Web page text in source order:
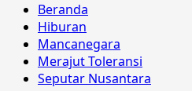
Beranda
Hiburan
Mancanegara
Merajut Toleransi
Seputar Nusantara